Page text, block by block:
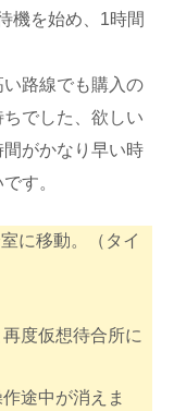
機を始め、1時間
路線でも購入の
でした、欲しい
がかなり早い時
す。
に移動。（タイ
度仮想待合所に
途中が消えま